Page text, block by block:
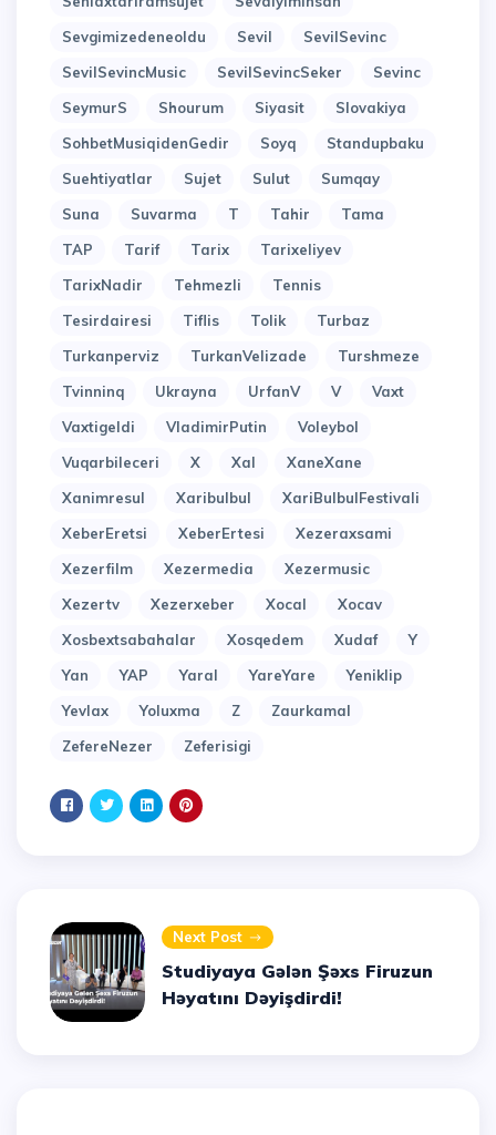
Sevgimizedeneoldu
Sevil
SevilSevinc
SevilSevincMusic
SevilSevincSeker
Sevinc
SeymurS
Shourum Siyasit
Slovakiya
SohbetMusiqidenGedir
Soyq
Standupbaku
Suehtiyatlar
Sujet Sulut
Sumqay
Suna
Suvarma T Tahir
Tama
TAP
Tarif Tarix
Tarixeliyev
TarixNadir
Tehmezli
Tennis
Tesirdairesi
Tiflis Tolik
Turbaz
Turkanperviz
TurkanVelizade
Turshmeze
Tvinninq
Ukrayna UrfanV V
Vaxt
Vaxtigeldi
VladimirPutin
Voleybol
Vuqarbileceri
X Xal
XaneXane
Xanimresul
Xaribulbul
XariBulbulFestivali
XeberEretsi
XeberErtesi
Xezeraxsami
Xezerfilm
Xezermedia
Xezermusic
Xezertv
Xezerxeber Xocal
Xocav
Xosbextsabahalar
Xosqedem Xudaf
Y
Yan
YAP Yaral YareYare
Yeniklip
Yevlax
Yoluxma Z
Zaurkamal
ZefereNezer
Zeferisigi
Next Post
Studiyaya Gələn Şəxs Firuzun
Həyatını Dəyişdirdi!